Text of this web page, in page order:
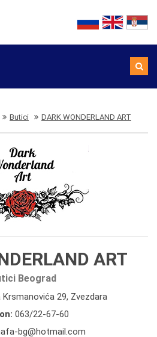
Butici DARK WONDERLAND ART
ART
Beograd
Krsmanovića 29, Zvezdara
063/22-67-60
bg@hotmail.com